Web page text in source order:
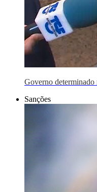
Governo determinado
Sanções